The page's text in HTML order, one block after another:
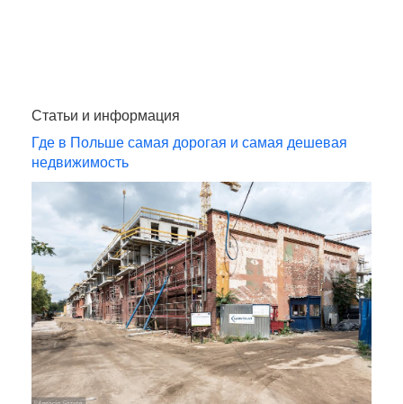
Статьи и информация
Где в Польше самая дорогая и самая дешевая
недвижимость